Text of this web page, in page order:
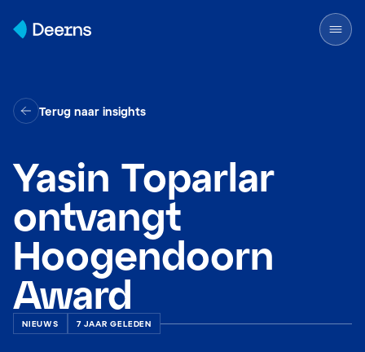
Terug naar insights
Yasin Toparlar
ontvangt
Hoogendoorn
Award
NIEUWS 7 JAAR GELEDEN